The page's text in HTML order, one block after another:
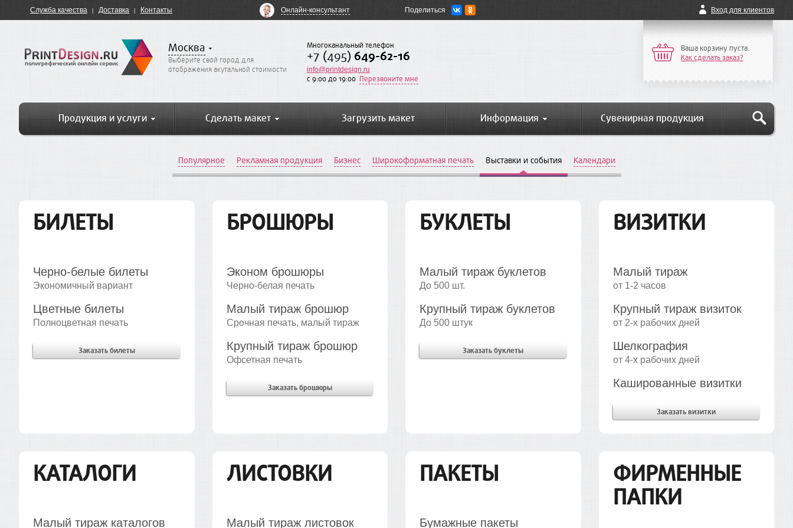
Служба качества Доставка Контакты Онлайн-консультант Поделиться Вход для клиентов
Москва
Выберите свой город для
отображения акутальной стоимости
Многоканальный телефон
+7 (495) 649-62-16
info@printdesign.ru
c 9:00 до 19:00 Перезвоните мне
Ваша корзину пуста.
Как сделать заказ?
Продукция и услуги Сделать макет Загрузить макет Информация Сувенирная продукция
Популярное Рекламная продукция Бизнес Широкоформатная печать Выставки и события Календари
БИЛЕТЫ
Черно-белые билеты
Экономичный вариант
Цветные билеты
Полноцветная печать
Заказать билеты
БРОШЮРЫ
Эконом брошюры
Черно-белая печать
Малый тираж брошюр
Срочная печать, малый тираж
Крупный тираж брошюр
Офсетная печать
Заказать брошюры
БУКЛЕТЫ
Малый тираж буклетов
До 500 шт.
Крупный тираж буклетов
До 500 штук
Заказать буклеты
ВИЗИТКИ
Малый тираж
от 1-2 часов
Крупный тираж визиток
от 2-х рабочих дней
Шелкография
от 4-х рабочих дней
Кашированные визитки
Заказать визитки
КАТАЛОГИ
Малый тираж каталогов
ЛИСТОВКИ
Малый тираж листовок
ПАКЕТЫ
Бумажные пакеты
ФИРМЕННЫЕ
ПАПКИ